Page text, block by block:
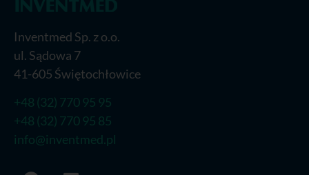
Inventmed Sp. z o.o.
ul. Sądowa 7
41-605 Świętochłowice
+48 (32) 770 95 95
+48 (32) 770 95 85
info@inventmed.pl